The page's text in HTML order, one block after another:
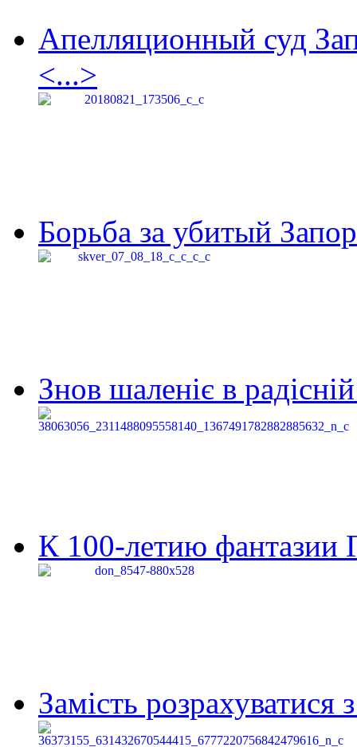
Апелляционный суд
<...>
Борьба за убитый
Знов шаленіє в
К 100-летию фантазии
Замість